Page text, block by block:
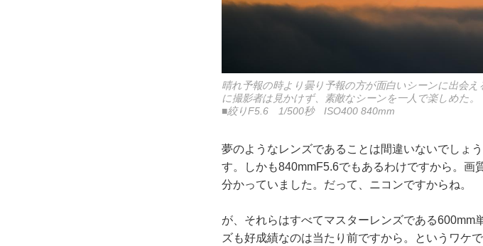
晴れ予報の時より曇り予報の方が面白いシーンに出会
に撮影者は見かけず、素敵なシーンを一人で楽しめた。
■絞りF5.6 1/500秒 ISO400 840mm
夢のようなレンズであることは間違いないでしょ
す。しかも840mmF5.6でもあるわけですから。画
分かっていました。だって、ニコンですからね。
が、それらはすべてマスターレンズである
ズも好成績なのは当たり前ですから。というワケ